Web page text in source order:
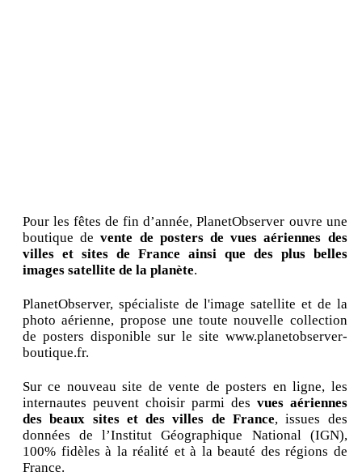
Pour les fêtes de fin d’année, PlanetObserver ouvre une
boutique devente de posters de vues aériennes des
villes et sites de France ainsi que des plus belles
images satellite de la planète.
PlanetObserver, spécialiste de l'image satellite et de la
photo aérienne, propose une toute nouvelle collection
de posters disponible sur le site www.planetobserver-
boutique.fr.
Sur ce nouveau site de vente de posters en ligne, les
internautes peuvent choisir parmi des vues aériennes
des beaux sites et des villes de France, issues des
données de l’Institut Géographique National (IGN),
100% fidèles à la réalité et à la beauté des régions de
France.